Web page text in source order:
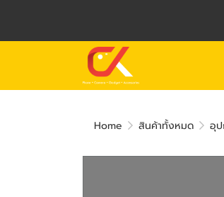
Home สินค้าทั้งหมด อุ